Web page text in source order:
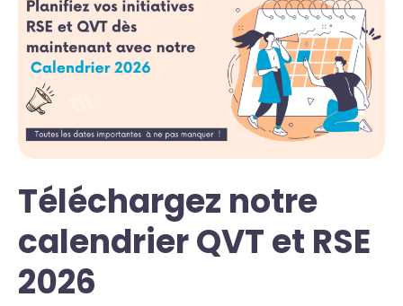
Téléchargez notre
calendrier QVT et RSE
2026